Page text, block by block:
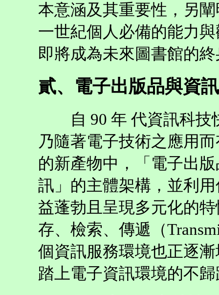
本意涵及其重要性，另
一世紀個人必備的能力
即將成為未來圖書館的
貳、電子出版品與資訊
自 90 年 代資訊科技
乃隨著電子技術之應用
的新產物中，「電子出
訊」的主體架構，並利
益蓬勃且呈現多元化的
存、檢索、傳遞（
個資訊服務環境也正逐
踏上電子資訊環境的不